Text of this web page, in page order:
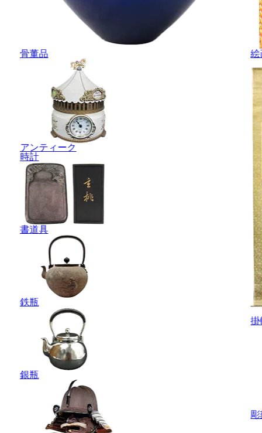
骨董品
アンティーク
時計
書道具
鉄瓶
銀瓶
絵
掛
彫